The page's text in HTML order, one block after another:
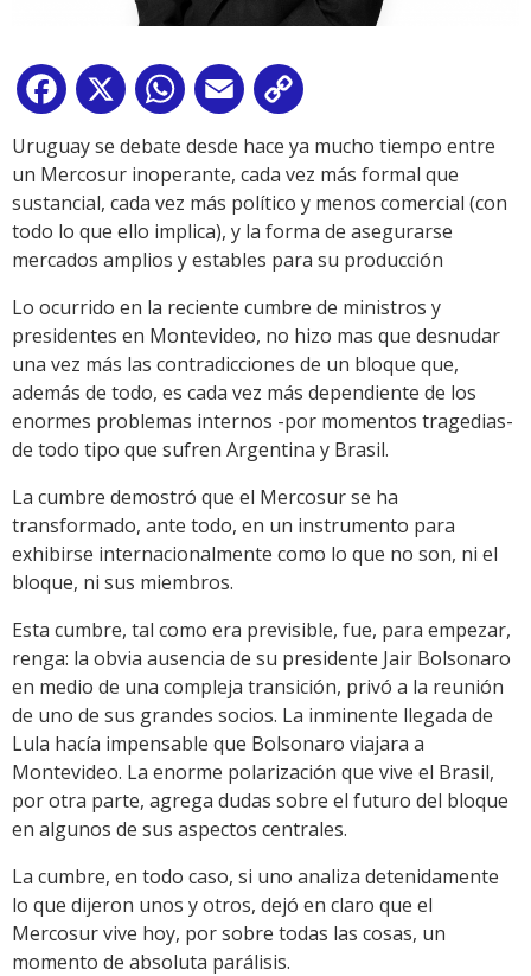
Facebook
X WhatsApp
Email
Link
Uruguay se debate desde hace ya mucho tiempo entre
un Mercosur inoperante, cada vez más formal que
sustancial, cada vez más político y menos comercial (con
todo lo que ello implica), y la forma de asegurarse
mercados amplios y estables para su producción
Lo ocurrido en la reciente cumbre de ministros y
presidentes en Montevideo, no hizo mas que desnudar
una vez más las contradicciones de un bloque que,
además de todo, es cada vez más dependiente de los
enormes problemas internos -por momentos tragedias-
de todo tipo que sufren Argentina y Brasil.
La cumbre demostró que el Mercosur se ha
transformado, ante todo, en un instrumento para
exhibirse internacionalmente como lo que no son, ni el
bloque, ni sus miembros.
Esta cumbre, tal como era previsible, fue, para empezar,
renga: la obvia ausencia de su presidente Jair Bolsonaro
en medio de una compleja transición, privó a la reunión
de uno de sus grandes socios. La inminente llegada de
Lula hacía impensable que Bolsonaro viajara a
Montevideo. La enorme polarización que vive el Brasil,
por otra parte, agrega dudas sobre el futuro del bloque
en algunos de sus aspectos centrales.
La cumbre, en todo caso, si uno analiza detenidamente
lo que dijeron unos y otros, dejó en claro que el
Mercosur vive hoy, por sobre todas las cosas, un
momento de absoluta parálisis.